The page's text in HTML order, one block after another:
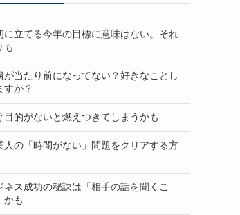
に立てる今年の目標に意味はない。それ
も…
が当たり前になってない？好きなことし
すか？
目的がないと燃えつきてしまうかも
人の「時間がない」問題をクリアする方
ネス成功の秘訣は「相手の話を聞くこ
かも